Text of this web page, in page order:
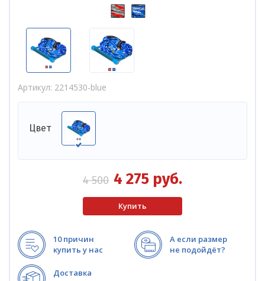
Артикул 2214530-blue
Цвет
4 500 4 275 руб.
10 причин
купить у нас
А если размер
не подойдёт?
Доставка